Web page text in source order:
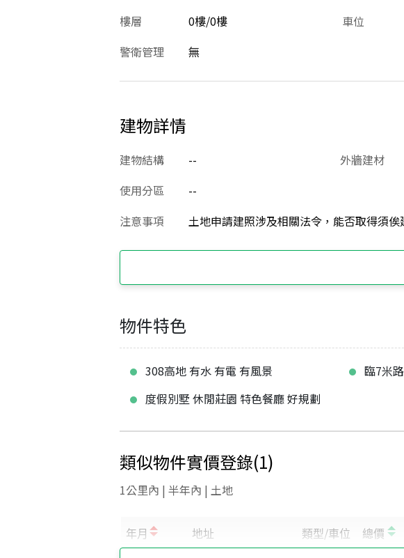
樓層
0樓/0樓 車位
警衛管理
無
建物詳情
建物結構 -- 外牆建材
使用分區
--
注意事項
土地申請建照涉及相關法令，能否取得須俟
物件特色
308高地 有水 有電 有風景 臨7米
度假別墅 休閒莊園 特色餐廳 好規劃
類似物件實價登錄(1)
1公里內 | 半年內 | 土地